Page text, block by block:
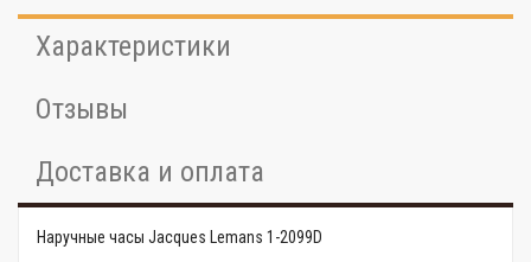
Характеристики
Отзывы
Доставка и оплата
Наручные часы Jacques Lemans 1-2099D